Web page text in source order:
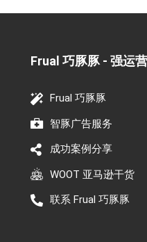
Frual 巧豚豚 - 强运
Frual 巧豚豚
智豚广告服务
成功案例分享
WOOT 亚马逊干货
联系 Frual 巧豚豚